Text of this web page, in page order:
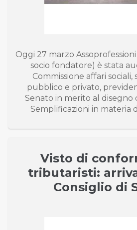
Oggi 27 marzo
socio fondatore) è stata
Commissione affari sociali,
pubblico e privato,
Senato in merito al disegno
Semplificazioni in materia
Visto di
tributaristi:
Consiglio di